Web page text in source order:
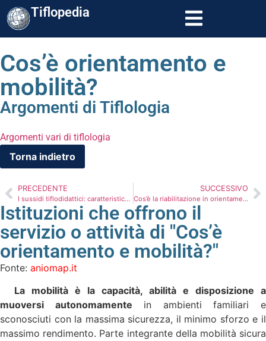
Tiflopedia
Cos’è orientamento e
mobilità?
Argomenti di Tiflologia
Argomenti vari di tiflologia
PRECEDENTE
I sussidi tiflodidattici: caratteristiche, finalità educative e modalità d’uso
SUCCESSIVO
Cos’è la riabilitazione in orientamento e mobilità
Istituzioni che offrono il
servizio o attività di "Cos’è
orientamento e mobilità?"
Fonte: aniomap.it
La mobilità è la capacità, abilità e disposizione a
muoversi autonomamente in ambienti familiari e
sconosciuti con la massima sicurezza, il minimo sforzo e il
massimo rendimento. Parte integrante della mobilità sicura